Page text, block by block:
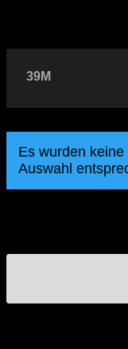
39M
Es wurden
Auswahl